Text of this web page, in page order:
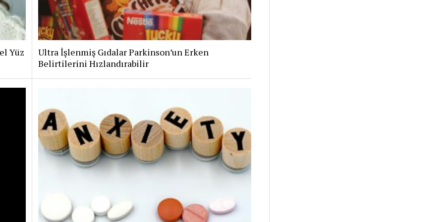
Yüz
Ultra İşlenmiş Gıdalar Parkinson’un Erken
Belirtilerini Hızlandırabilir